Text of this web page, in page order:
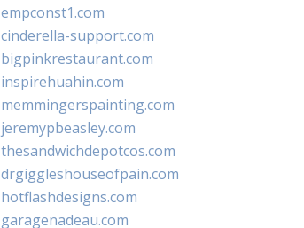
empconst1.com
cinderella-support.com
bigpinkrestaurant.com
inspirehuahin.com
memmingerspainting.com
jeremypbeasley.com
thesandwichdepotcos.com
drgiggleshouseofpain.com
hotflashdesigns.com
garagenadeau.com